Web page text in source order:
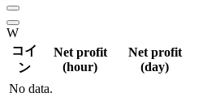
W
コイ
ン
Net profit
(hour)
Net profit
(day)
No data.